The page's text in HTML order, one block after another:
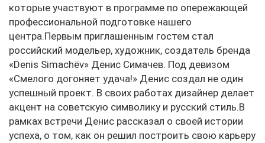
которые участвуют в программе по опережающей
профессиональной подготовке нашего
центра.Первым приглашенным гостем стал
российский модельер, художник, создатель бренда
«Denis Simachёv» Денис Симачев. Под девизом
«Смелого догоняет удача!» Денис создал не один
успешный проект. В своих работах дизайнер делает
акцент на советскую символику и русский стиль.В
рамках встречи Денис рассказал о своей истории
успеха, о том, как он решил построить свою карьеру